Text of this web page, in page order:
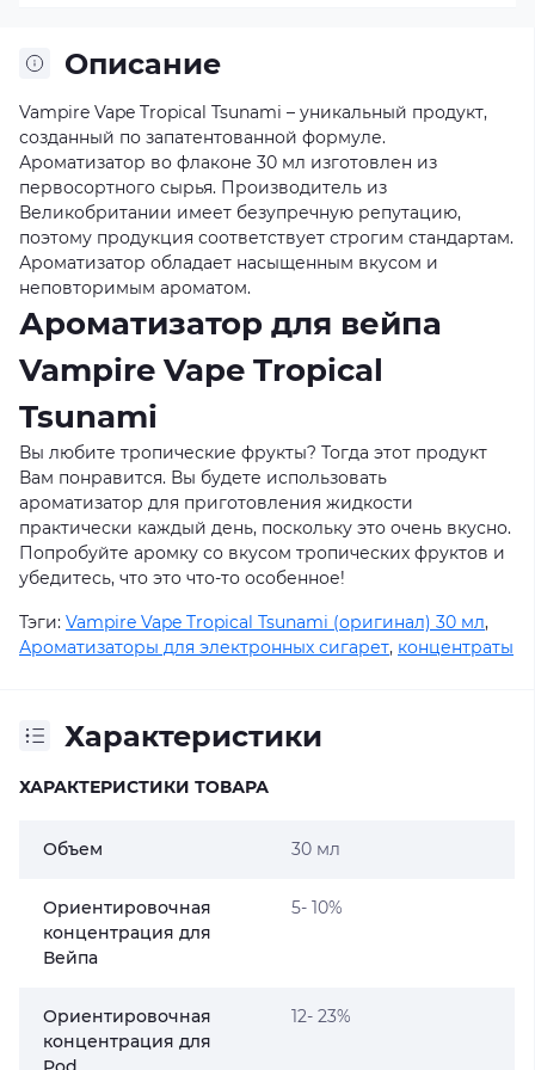
Описание
Vampire Vape Tropical Tsunami – уникальный продукт,
созданный по запатентованной формуле.
Ароматизатор во флаконе 30 мл изготовлен из
первосортного сырья. Производитель из
Великобритании имеет безупречную репутацию,
поэтому продукция соответствует строгим стандартам.
Ароматизатор обладает насыщенным вкусом и
неповторимым ароматом.
Ароматизатор для вейпа
Vampire Vape Tropical
Tsunami
Вы любите тропические фрукты? Тогда этот продукт
Вам понравится. Вы будете использовать
ароматизатор для приготовления жидкости
практически каждый день, поскольку это очень вкусно.
Попробуйте аромку со вкусом тропических фруктов и
убедитесь, что это что-то особенное!
Тэги: Vampire Vape Tropical Tsunami (оригинал) 30 мл,
Ароматизаторы для электронных сигарет, концентраты
Характеристики
ХАРАКТЕРИСТИКИ ТОВАРА
Объем 30 мл
Ориентировочная
концентрация для
Вейпа
5- 10%
Ориентировочная
концентрация для
12- 23%